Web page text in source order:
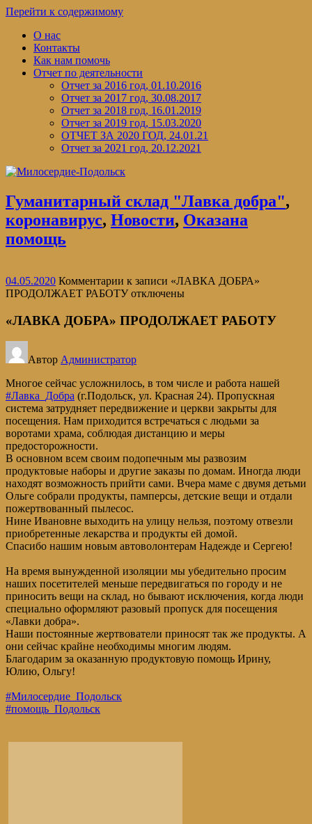
Перейти к содержимому
О нас
Контакты
Как нам помочь
Отчет по деятельности
Отчет за 2016 год, 01.10.2016
Отчет за 2017 год, 30.08.2017
Отчет за 2018 год, 16.01.2019
Отчет за 2019 год, 15.03.2020
ОТЧЕТ ЗА 2020 ГОД, 24.01.21
Отчет за 2021 год, 20.12.2021
Гуманитарный склад "Лавка добра",
коронавирус, Новости, Оказана
помощь
04.05.2020 Комментарии к записи «ЛАВКА ДОБРА»
ПРОДОЛЖАЕТ РАБОТУотключены
«ЛАВКА ДОБРА» ПРОДОЛЖАЕТ РАБОТУ
Автор Администратор
Многое сейчас усложнилось, в том числе и работа нашей
#Лавка_Добра (г.Подольск, ул. Красная 24). Пропускная
система затрудняет передвижение и церкви закрыты для
посещения. Нам приходится встречаться с людьми за
воротами храма, соблюдая дистанцию и меры
предосторожности.
В основном всем своим подопечным мы развозим
продуктовые наборы и другие заказы по домам. Иногда люди
находят возможность прийти сами. Вчера маме с двумя детьми
Ольге собрали продукты, памперсы, детские вещи и отдали
пожертвованный пылесос.
Нине Ивановне выходить на улицу нельзя, поэтому отвезли
приобретенные лекарства и продукты ей домой.
Спасибо нашим новым автоволонтерам Надежде и Сергею!
На время вынужденной изоляции мы убедительно просим
наших посетителей меньше передвигаться по городу и не
приносить вещи на склад, но бывают исключения, когда люди
специально оформляют разовый пропуск для посещения
«Лавки добра».
Наши постоянные жертвователи приносят так же продукты. А
они сейчас крайне необходимы многим людям.
Благодарим за оказанную продуктовую помощь Ирину,
Юлию, Ольгу!
#Милосердие_Подольск
#помощь_Подольск